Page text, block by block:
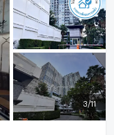
3 /11